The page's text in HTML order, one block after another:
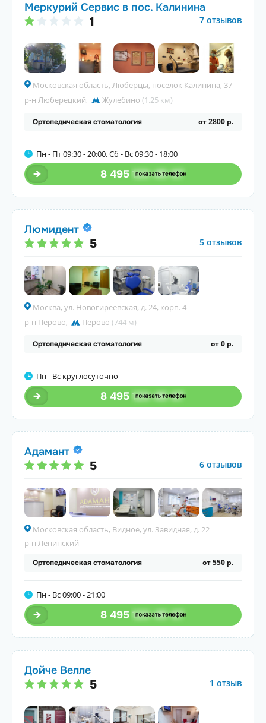
Меркурий Сервис в пос. Калинина
1 7 отзывов
Московская область, Люберцы, посёлок Калинина, 37
р-н Люберецкий, Жулебино (1.25 км)
Ортопедическая стоматология от 2800 р.
Пн - Пт 09:30 - 20:00, Сб - Вс 09:30 - 18:00
8 495 123-45-67
Люмидент
5 5 отзывов
Москва, ул. Новогиреевская, д. 24, корп. 4
р-н Перово, Перово (744 м)
Ортопедическая стоматология от 0 р.
Пн - Вс круглосуточно
8 495 123-45-67
Адамант
5 6 отзывов
Московская область, Видное, ул. Завидная, д. 22
р-н Ленинский
Ортопедическая стоматология от 550 р.
Пн - Вс 09:00 - 21:00
8 495 123-45-67
Дойче Велле
5 1 отзыв